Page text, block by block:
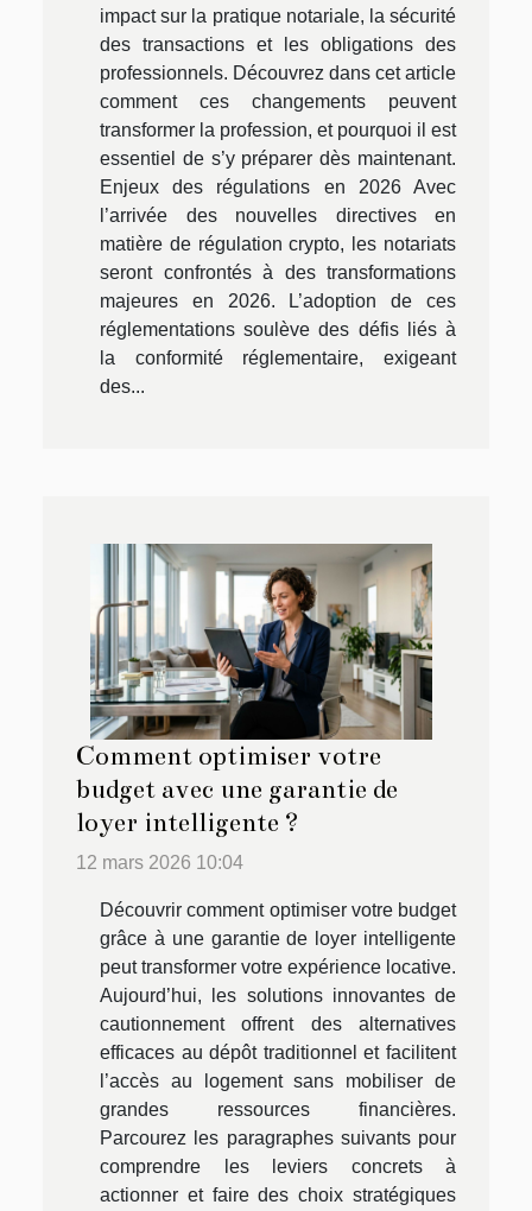
impact sur la pratique notariale, la sécurité
des transactions et les obligations des
professionnels. Découvrez dans cet article
comment ces changements peuvent
transformer la profession, et pourquoi il est
essentiel de s’y préparer dès maintenant.
Enjeux des régulations en 2026 Avec
l’arrivée des nouvelles directives en
matière de régulation crypto, les notariats
seront confrontés à des transformations
majeures en 2026. L’adoption de ces
réglementations soulève des défis liés à
la conformité réglementaire, exigeant
des...
Comment optimiser votre
budget avec une garantie de
loyer intelligente ?
12 mars 2026 10:04
Découvrir comment optimiser votre budget
grâce à une garantie de loyer intelligente
peut transformer votre expérience locative.
Aujourd’hui, les solutions innovantes de
cautionnement offrent des alternatives
efficaces au dépôt traditionnel et facilitent
l’accès au logement sans mobiliser de
grandes ressources financières.
Parcourez les paragraphes suivants pour
comprendre les leviers concrets à
actionner et faire des choix stratégiques